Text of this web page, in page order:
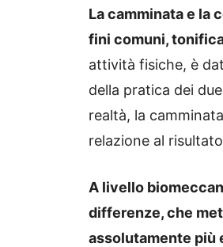
La camminata e la
fini comuni,
attività fisiche, è
della pratica dei
realtà, la
relazione al
A livello
differenze, che
assolutamente più